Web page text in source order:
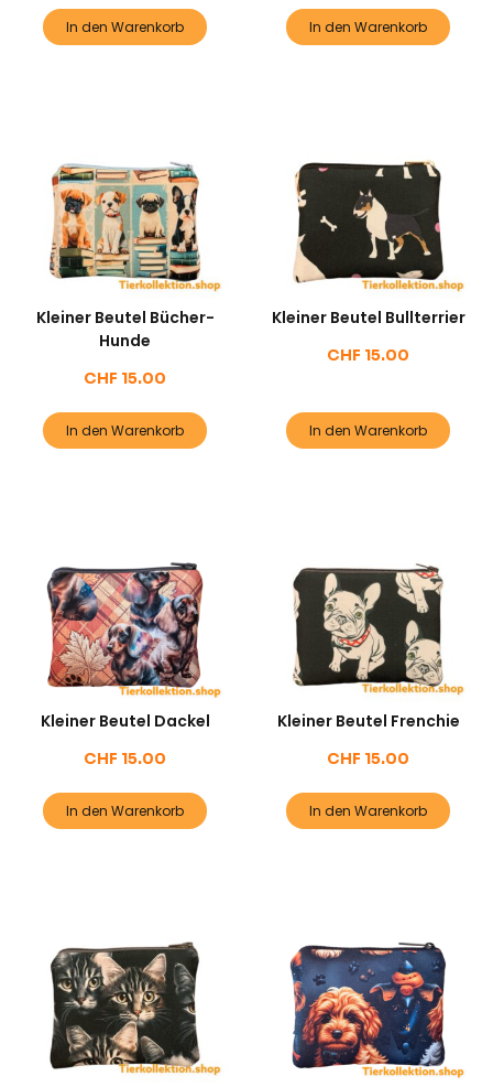
In den Warenkorb In den Warenkorb
Kleiner Beutel Bücher-
Hunde
CHF 15.00
In den Warenkorb
Kleiner Beutel Bullterrier
CHF 15.00
In den Warenkorb
Kleiner Beutel Dackel
CHF 15.00
In den Warenkorb
Kleiner Beutel Frenchie
CHF 15.00
In den Warenkorb